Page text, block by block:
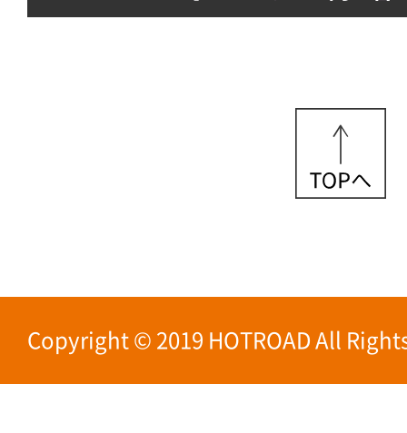
Copyright © 2019 HOTROAD All